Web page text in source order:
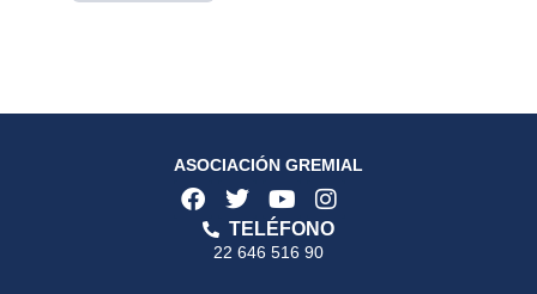
ASOCIACIÓN GREMIAL
TELÉFONO
22 646 516 90